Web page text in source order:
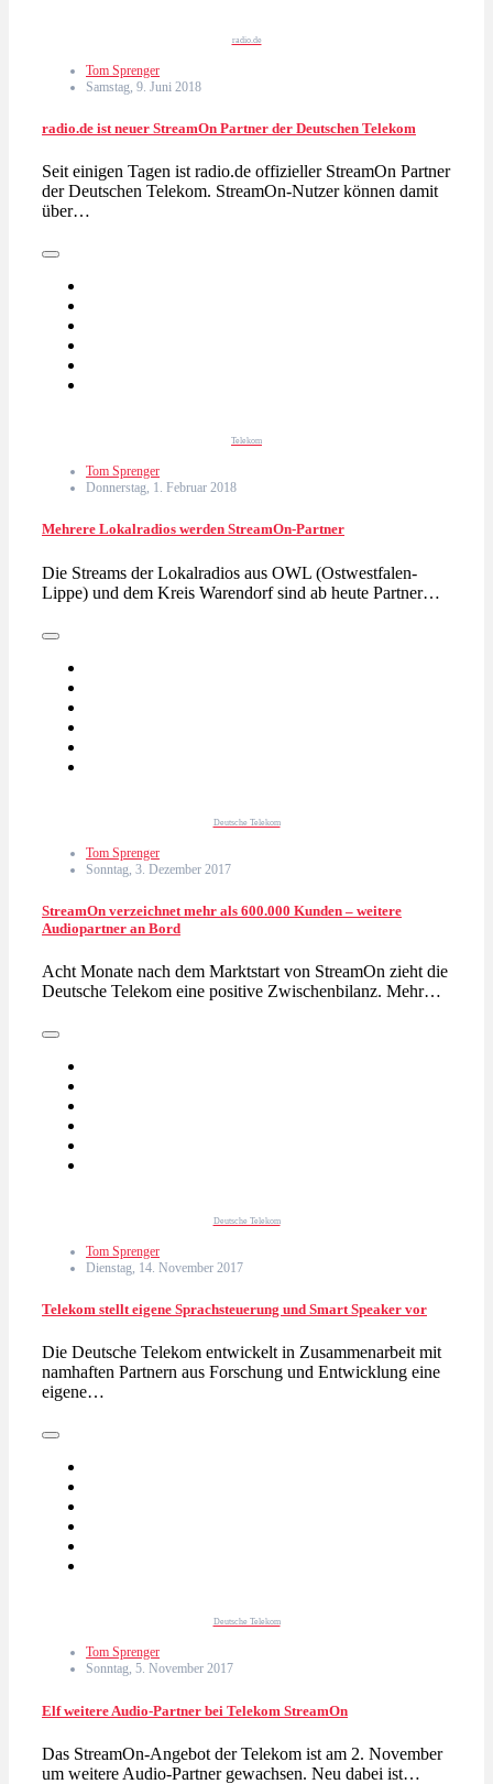
radio.de
Tom Sprenger
Samstag, 9. Juni 2018
radio.de ist neuer StreamOn Partner der Deutschen Telekom
Seit einigen Tagen ist radio.de offizieller StreamOn Partner
der Deutschen Telekom. StreamOn-Nutzer können damit
über…
Telekom
Tom Sprenger
Donnerstag, 1. Februar 2018
Mehrere Lokalradios werden StreamOn-Partner
Die Streams der Lokalradios aus OWL (Ostwestfalen-
Lippe) und dem Kreis Warendorf sind ab heute Partner…
Deutsche Telekom
Tom Sprenger
Sonntag, 3. Dezember 2017
StreamOn verzeichnet mehr als 600.000 Kunden – weitere
Audiopartner an Bord
Acht Monate nach dem Marktstart von StreamOn zieht die
Deutsche Telekom eine positive Zwischenbilanz. Mehr…
Deutsche Telekom
Tom Sprenger
Dienstag, 14. November 2017
Telekom stellt eigene Sprachsteuerung und Smart Speaker vor
Die Deutsche Telekom entwickelt in Zusammenarbeit mit
namhaften Partnern aus Forschung und Entwicklung eine
eigene…
Deutsche Telekom
Tom Sprenger
Sonntag, 5. November 2017
Elf weitere Audio-Partner bei Telekom StreamOn
Das StreamOn-Angebot der Telekom ist am 2. November
um weitere Audio-Partner gewachsen. Neu dabei ist…